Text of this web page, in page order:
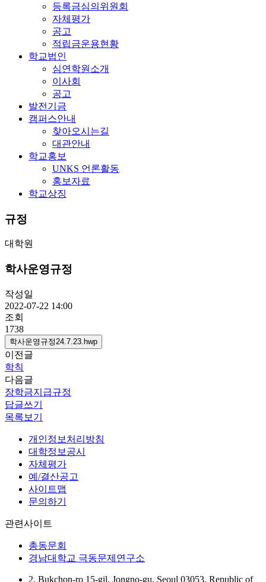
등록금심의위원회
자체평가
공고
적립금운용현황
학교법인
심연학원소개
이사회
공고
발전기금
캠퍼스안내
찾아오시는길
대관안내
학교홍보
UNKS 언론활동
홍보자료
학교상징
규정
대학원
학사운영규정
작성일
2022-07-22 14:00
조회
1738
학사운영규정24.7.23.hwp
이전글
학칙
다음글
장학금지급규정
답글쓰기
목록보기
개인정보처리방침
대학정보공시
자체평가
예/결산공고
사이트맵
문의하기
관련사이트
총동문회
경남대학교 극동문제연구소
2, Bukchon-ro 15-gil, Jongno-gu, Seoul 03053, Republic of